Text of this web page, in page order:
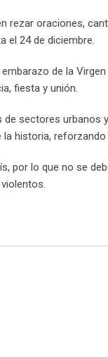
oraciones,
el 24 de diciembre.
de la
fiesta y unión.
sectores urbanos
historia,
por lo que no se